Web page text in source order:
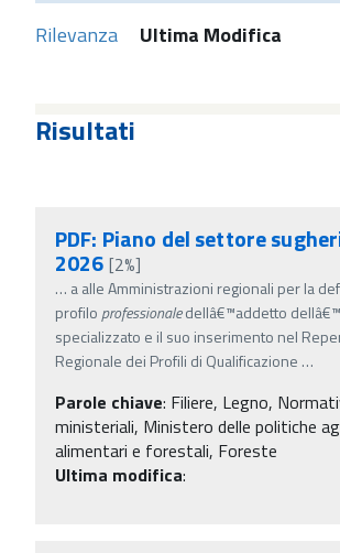
Rilevanza Ultima Modifica
Risultati
PDF: Piano del settore
2026 [2%]
… a alle Amministrazioni regionali per la
profilo professionaledellâ€™addetto dellâ€™
specializzato e il suo inserimento nel
Regionale dei Profili di Qualificazione …
Parole chiave: Filiere, Legno,
ministeriali, Ministero delle politiche
alimentari e forestali, Foreste
Ultima modifica: